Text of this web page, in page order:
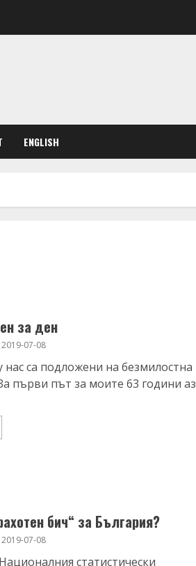
ENGLISH
за ден
2019-07-08
нас са подложени на безмилостна
първи път за моите 63 години аз
бич“ за България?
2019-07-08
статистически